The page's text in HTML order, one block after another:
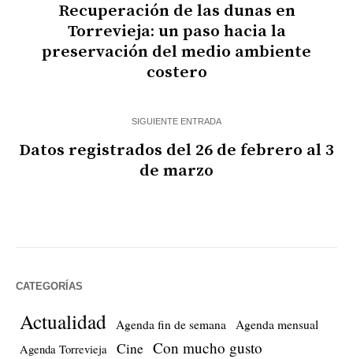
Recuperación de las dunas en
Torrevieja: un paso hacia la
preservación del medio ambiente
costero
SIGUIENTE ENTRADA
Datos registrados del 26 de febrero al 3
de marzo
CATEGORÍAS
Actualidad Agenda fin de semana Agenda mensual
Agenda Torrevieja Cine Con mucho gusto